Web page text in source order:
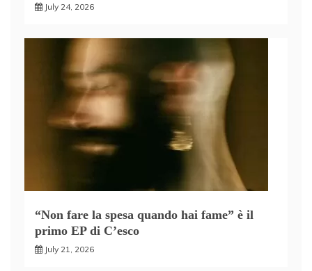
July 24, 2026
“Non fare la spesa quando hai fame” è il
primo EP di C’esco
July 21, 2026